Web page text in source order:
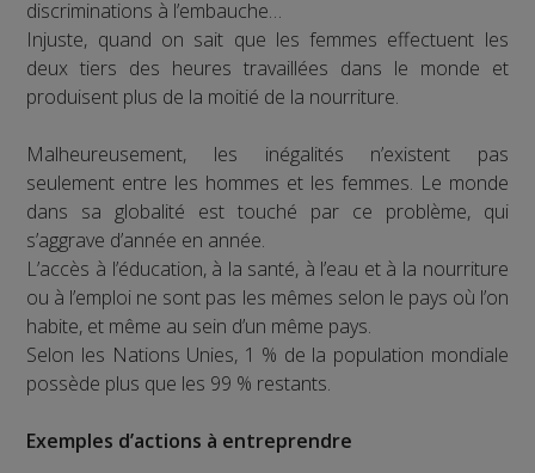
discriminations à l’embauche…
Injuste, quand on sait que les femmes effectuent les
deux tiers des heures travaillées dans le monde et
produisent plus de la moitié de la nourriture.
Malheureusement, les inégalités n’existent pas
seulement entre les hommes et les femmes. Le monde
dans sa globalité est touché par ce problème, qui
s’aggrave d’année en année.
L’accès à l’éducation, à la santé, à l’eau et à la nourriture
ou à l’emploi ne sont pas les mêmes selon le pays où l’on
habite, et même au sein d’un même pays.
Selon les Nations Unies, 1 % de la population mondiale
possède plus que les 99 % restants.
Exemples d’actions à entreprendre